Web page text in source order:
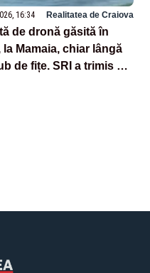
16:34 Realitatea de Craiova
de dronă găsită în
la Mamaia, chiar lângă
de fițe. SRI a trimis de